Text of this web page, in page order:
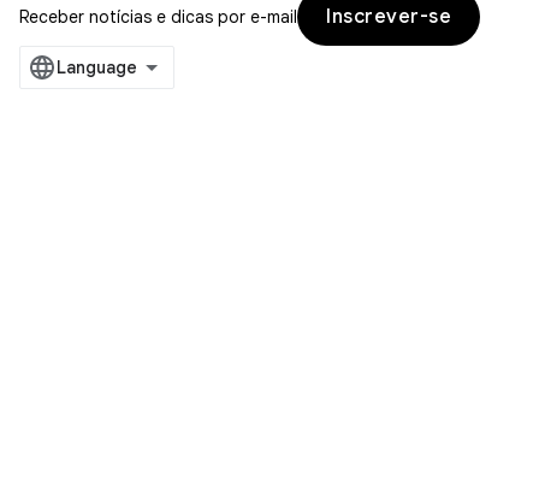
Receber notícias e dicas por e-mail
Inscrever-se